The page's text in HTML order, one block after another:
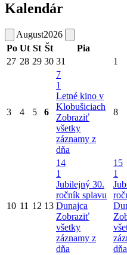
Kalendár
August2026
Po Ut St Št Pia
27 28 29 30 31 1
3 4 5 6
7
1
Letné kino v
Klobušiciach
Zobraziť
všetky
záznamy z
dňa
8
10 11 12 13
14
1
Jubilejný 30.
ročník splavu
Dunajca
Zobraziť
všetky
záznamy z
dňa
15
1
dňa